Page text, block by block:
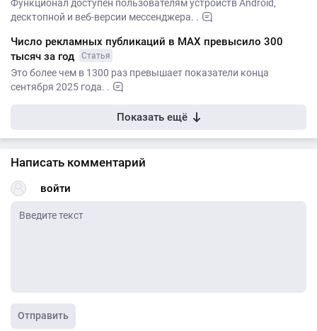
Функционал доступен пользователям устройств Android,
десктопной и веб-версии мессенджера. .
Число рекламных публикаций в MАХ превысило 300
тысяч за год
Статья
Это более чем в 1300 раз превышает показатели конца
сентября 2025 года. .
Показать ещё
Написать комментарий
войти
Отправить